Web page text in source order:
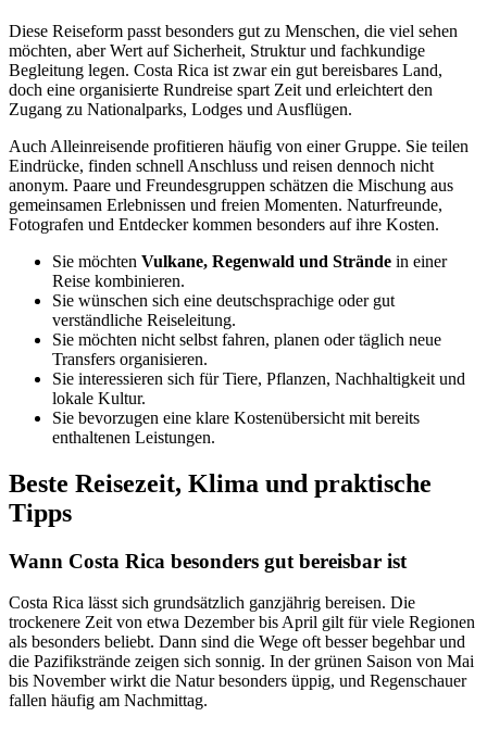
Diese Reiseform passt besonders gut zu Menschen, die viel sehen
möchten, aber Wert auf Sicherheit, Struktur und fachkundige
Begleitung legen. Costa Rica ist zwar ein gut bereisbares Land,
doch eine organisierte Rundreise spart Zeit und erleichtert den
Zugang zu Nationalparks, Lodges und Ausflügen.
Auch Alleinreisende profitieren häufig von einer Gruppe. Sie teilen
Eindrücke, finden schnell Anschluss und reisen dennoch nicht
anonym. Paare und Freundesgruppen schätzen die Mischung aus
gemeinsamen Erlebnissen und freien Momenten. Naturfreunde,
Fotografen und Entdecker kommen besonders auf ihre Kosten.
Sie möchten Vulkane, Regenwald und Strände in einer
Reise kombinieren.
Sie wünschen sich eine deutschsprachige oder gut
verständliche Reiseleitung.
Sie möchten nicht selbst fahren, planen oder täglich neue
Transfers organisieren.
Sie interessieren sich für Tiere, Pflanzen, Nachhaltigkeit und
lokale Kultur.
Sie bevorzugen eine klare Kostenübersicht mit bereits
enthaltenen Leistungen.
Beste Reisezeit, Klima und praktische
Tipps
Wann Costa Rica besonders gut bereisbar ist
Costa Rica lässt sich grundsätzlich ganzjährig bereisen. Die
trockenere Zeit von etwa Dezember bis April gilt für viele Regionen
als besonders beliebt. Dann sind die Wege oft besser begehbar und
die Pazifikstrände zeigen sich sonnig. In der grünen Saison von Mai
bis November wirkt die Natur besonders üppig, und Regenschauer
fallen häufig am Nachmittag.